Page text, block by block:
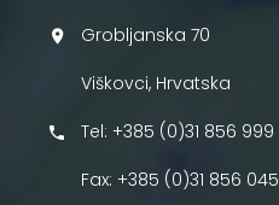
Grobljanska 70
Viškovci, Hrvatska
Tel: +385 (0)31 856 999
Fax: +385 (0)31 856 045